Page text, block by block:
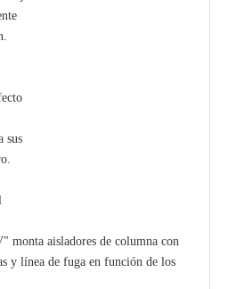
sus
monta aisladores de columna con
y línea de fuga en función de los